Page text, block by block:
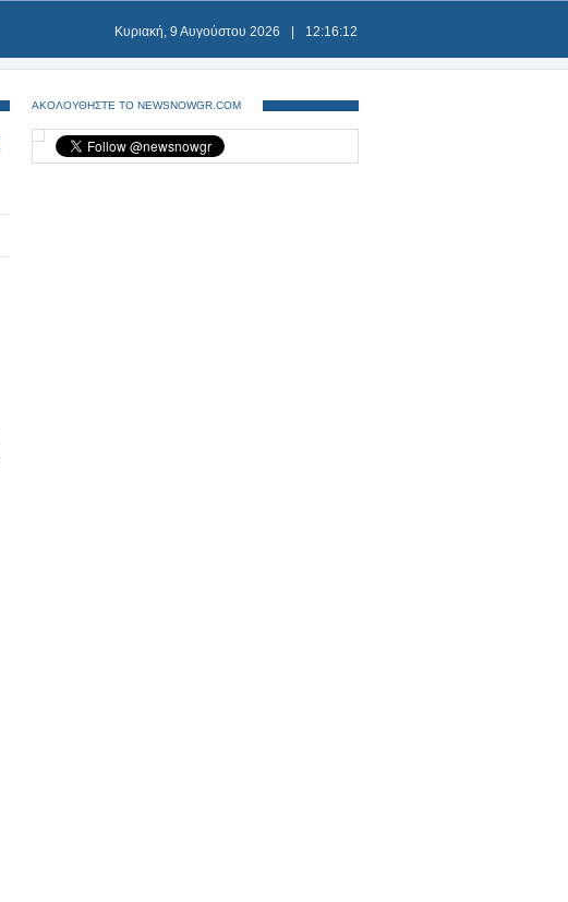
Κυριακή, 9 Αυγούστου 2026 12:16:13
ΑΚΟΛΟΥΘΗΣΤΕ ΤΟ NEWSNOWGR.COM